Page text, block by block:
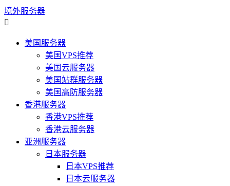
境外服务器

美国服务器
美国VPS推荐
美国云服务器
美国站群服务器
美国高防服务器
香港服务器
香港VPS推荐
香港云服务器
亚洲服务器
日本服务器
日本VPS推荐
日本云服务器